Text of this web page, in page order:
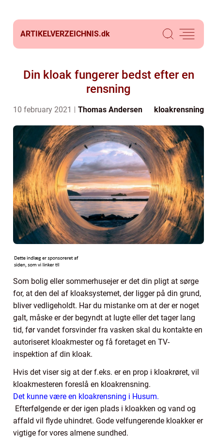
ARTIKELVERZEICHNIS.dk
Din kloak fungerer bedst efter en
rensning
10 february 2021 Thomas Andersen kloakrensning
Som bolig eller sommerhusejer er det din pligt at sørge
for, at den del af kloaksystemet, der ligger på din grund,
bliver vedligeholdt. Har du mistanke om at der er noget
galt, måske er der begyndt at lugte eller det tager lang
tid, før vandet forsvinder fra vasken skal du kontakte en
autoriseret kloakmester og få foretaget en TV-
inspektion af din kloak.
Hvis det viser sig at der f.eks. er en prop i kloakrøret, vil
kloakmesteren foreslå en kloakrensning.
Det kunne være en kloakrensning i Husum.
Efterfølgende er der igen plads i kloakken og vand og
affald vil flyde uhindret. Gode velfungerende kloakker er
vigtige for vores almene sundhed.